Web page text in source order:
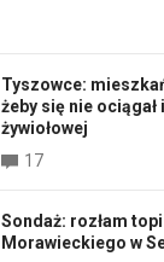
Tyszowce:
żeby się nie ociągał
żywiołowej
17
Sondaż: rozłam
Morawieckiego w